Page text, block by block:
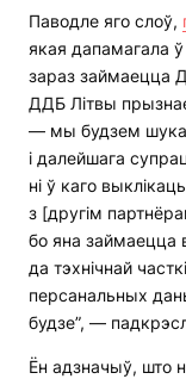
Паводле яго слоў,
якая дапамагала
зараз займаецца
ДДБ Літвы
— мы будзем
і далейшага
ні ў каго
з [другім
бо яна займаецца
да тэхнічнай
персанальных
будзе”, —
Ён адзначыў, што